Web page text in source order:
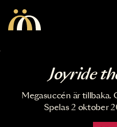
Joyride
Megasuccén är tillbaka.
Spelas 2 oktober